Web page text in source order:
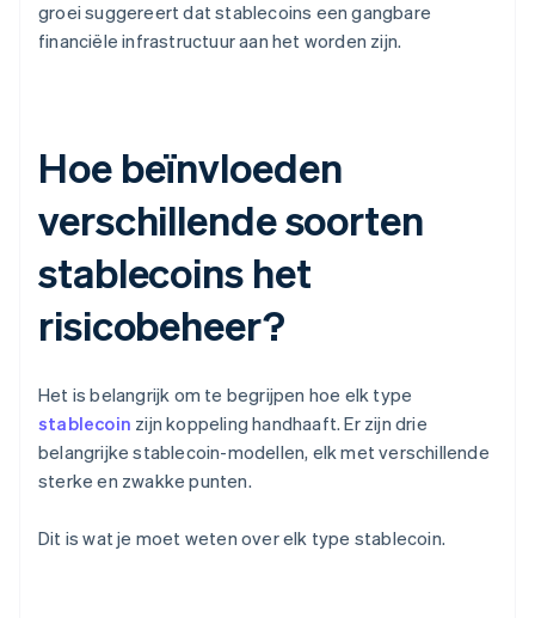
groei suggereert dat stablecoins een gangbare
financiële infrastructuur aan het worden zijn.
Hoe beïnvloeden
verschillende soorten
stablecoins het
risicobeheer?
Het is belangrijk om te begrijpen hoe elk type
stablecoin zijn koppeling handhaaft. Er zijn drie
belangrijke stablecoin-modellen, elk met verschillende
sterke en zwakke punten.
Dit is wat je moet weten over elk type stablecoin.